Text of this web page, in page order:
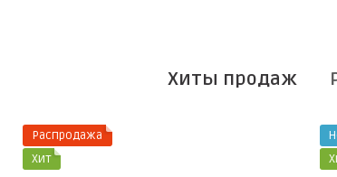
Хиты продаж
Распродажа
Хит